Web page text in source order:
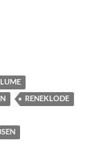
RENEKLODE